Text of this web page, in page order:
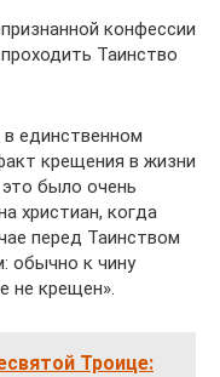
конфессии
Таинство
единственном
крещения в жизни
было очень
христиан, когда
перед Таинством
обычно к чину
не крещен».
Троице: